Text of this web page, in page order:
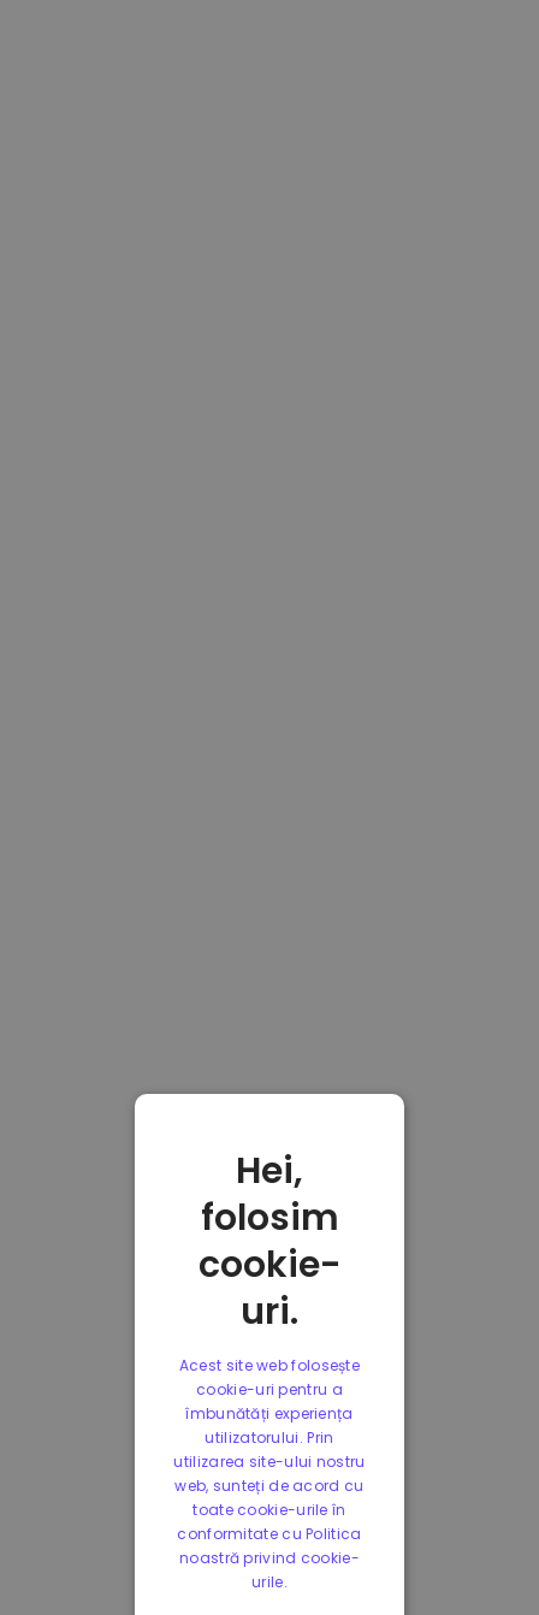
Hei,
folosim
cookie-
uri.
Acest site web folosește
cookie-uri pentru a
îmbunătăți experiența
utilizatorului. Prin
utilizarea site-ului nostru
web, sunteți de acord cu
toate cookie-urile în
conformitate cu Politica
noastră privind cookie-
urile.